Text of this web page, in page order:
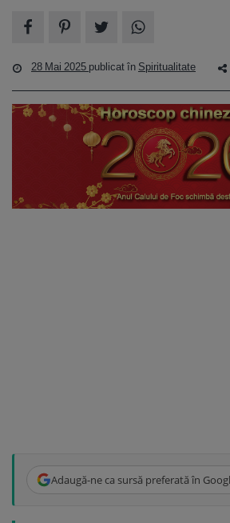
28 Mai 2025 publicat în Spiritualitate
Adaugă-ne ca sursă preferată în